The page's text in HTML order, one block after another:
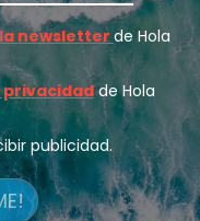
newsletter de Hola
de Hola
publicidad.